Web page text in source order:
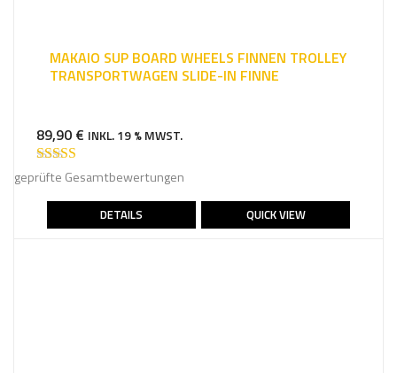
MAKAIO SUP BOARD WHEELS FINNEN TROLLEY
TRANSPORTWAGEN SLIDE-IN FINNE
89,90 € INKL. 19 % MWST.
Bewertet mit
geprüfte Gesamtbewertungen
DETAILS QUICK VIEW